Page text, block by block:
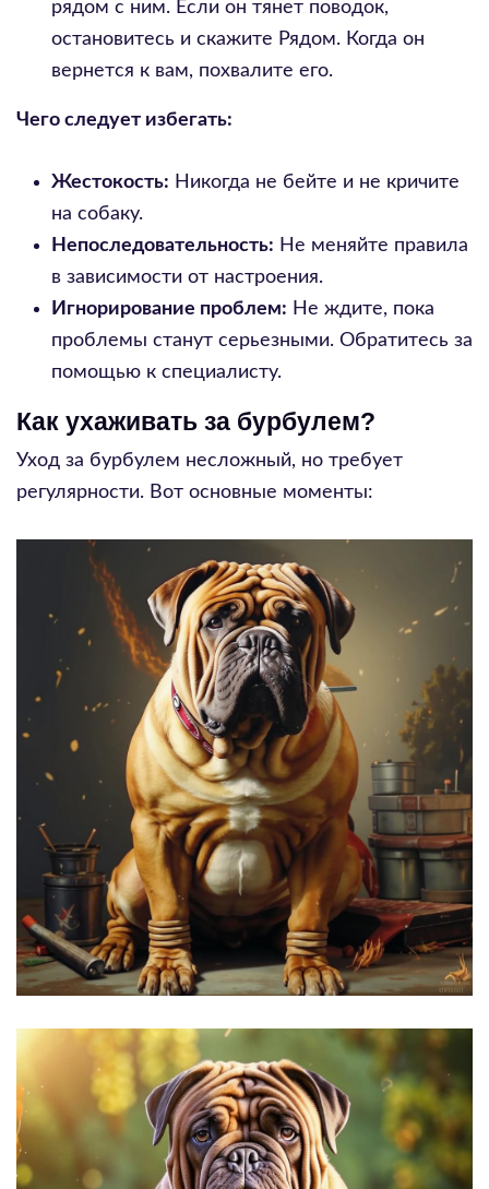
рядом с ним. Если он тянет поводок,
остановитесь и скажите Рядом. Когда он
вернется к вам, похвалите его.
Чего следует избегать:
Жестокость: Никогда не бейте и не кричите
на собаку.
Непоследовательность: Не меняйте правила
в зависимости от настроения.
Игнорирование проблем: Не ждите, пока
проблемы станут серьезными. Обратитесь за
помощью к специалисту.
Как ухаживать за бурбулем?
Уход за бурбулем несложный, но требует
регулярности. Вот основные моменты: